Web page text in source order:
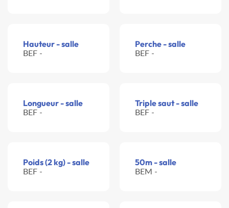
Hauteur - salle
BEF -
Perche - salle
BEF -
Longueur - salle
BEF -
Triple saut - salle
BEF -
Poids (2 kg) - salle
BEF -
50m - salle
BEM -